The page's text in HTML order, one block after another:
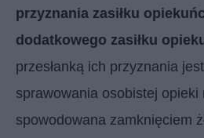
przyznania zasiłku
dodatkowego zasiłku
przesłanką ich przyznania
sprawowania osobistej opieki
spowodowana zamknięciem